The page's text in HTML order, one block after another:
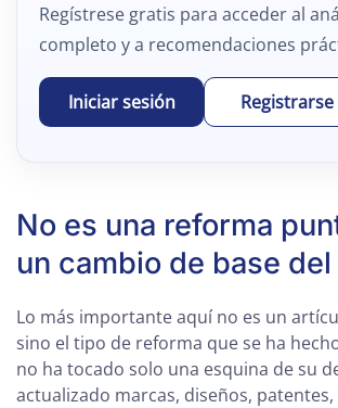
Regístrese gratis para acceder al
completo y a recomendaciones
Iniciar sesión Registrarse
No es una reforma
un cambio de base
Lo más importante aquí no es un
sino el tipo de reforma que se ha
no ha tocado solo una esquina de su
actualizado marcas, diseños,